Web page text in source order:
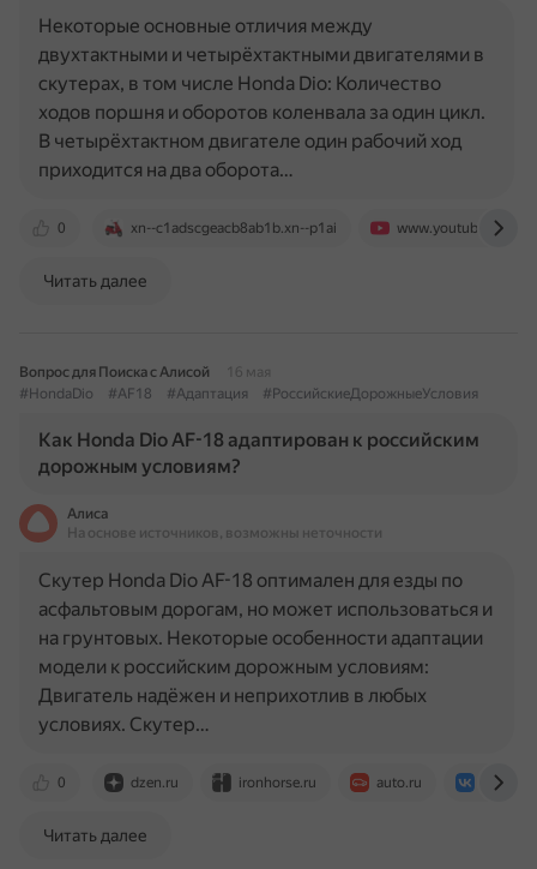
0 xn--c1adscgeacb8ab1b.xn--p1ai www.youtube.com
Некоторые основные отличия между
двухтактными и четырёхтактными двигателями в
скутерах, в том числе Honda Dio: Количество
ходов поршня и оборотов коленвала за один цикл.
В четырёхтактном двигателе один рабочий ход
приходится на два оборота…
Читать далее
Вопрос для Поиска с Алисой
16 мая
#HondaDio
#AF18 #Адаптация #РоссийскиеДорожныеУсловия
Как Honda Dio AF-18 адаптирован к российским
дорожным условиям?
Алиса
На основе источников, возможны неточности
0 dzen.ru ironhorse.ru auto.ru vk.com
Скутер Honda Dio AF-18 оптимален для езды по
асфальтовым дорогам, но может использоваться и
на грунтовых. Некоторые особенности адаптации
модели к российским дорожным условиям:
Двигатель надёжен и неприхотлив в любых
условиях. Скутер…
Читать далее